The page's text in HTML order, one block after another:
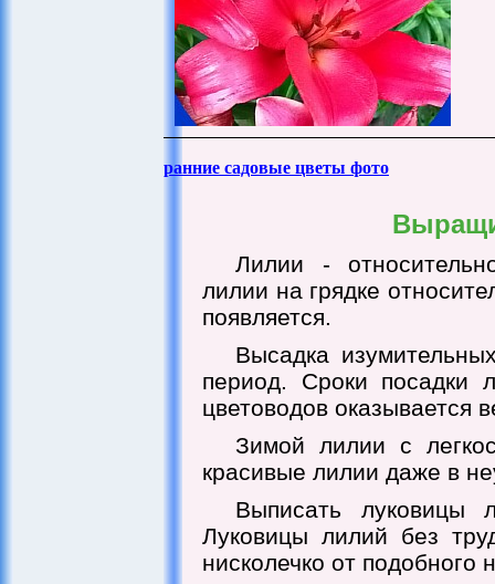
ранние садовые цветы фото
Лилии -
лилии на грядке
появляется.
Высадка
период. Сроки посадки
цветоводов оказывается
Зимой лилии с
красивые лилии даже в
Выписать
Луковицы лилий без
нисколечко от подобного